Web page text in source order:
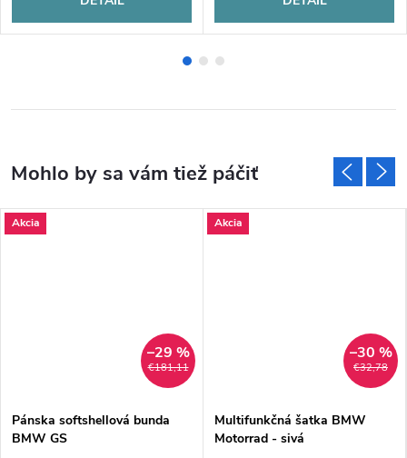
Akcia
€181,11
–29 %
Pánska softshellová bunda
BMW GS
Akcia
€32,78
–30 %
Multifunkčná šatka BMW
Motorrad - sivá